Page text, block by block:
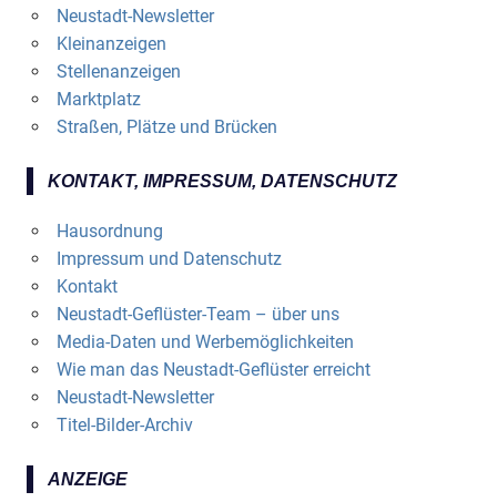
Neustadt-Newsletter
Kleinanzeigen
Stellenanzeigen
Marktplatz
Straßen, Plätze und Brücken
KONTAKT, IMPRESSUM, DATENSCHUTZ
Hausordnung
Impressum und Datenschutz
Kontakt
Neustadt-Geflüster-Team – über uns
Media-Daten und Werbemöglichkeiten
Wie man das Neustadt-Geflüster erreicht
Neustadt-Newsletter
Titel-Bilder-Archiv
ANZEIGE